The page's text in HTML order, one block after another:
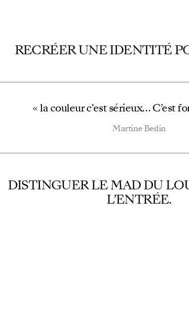
RECRÉER UNE IDENTITÉ
« la couleur c’est sérieux… C’est
Martine Bedin
DISTINGUER LE MAD DU
L’ENTRÉE.